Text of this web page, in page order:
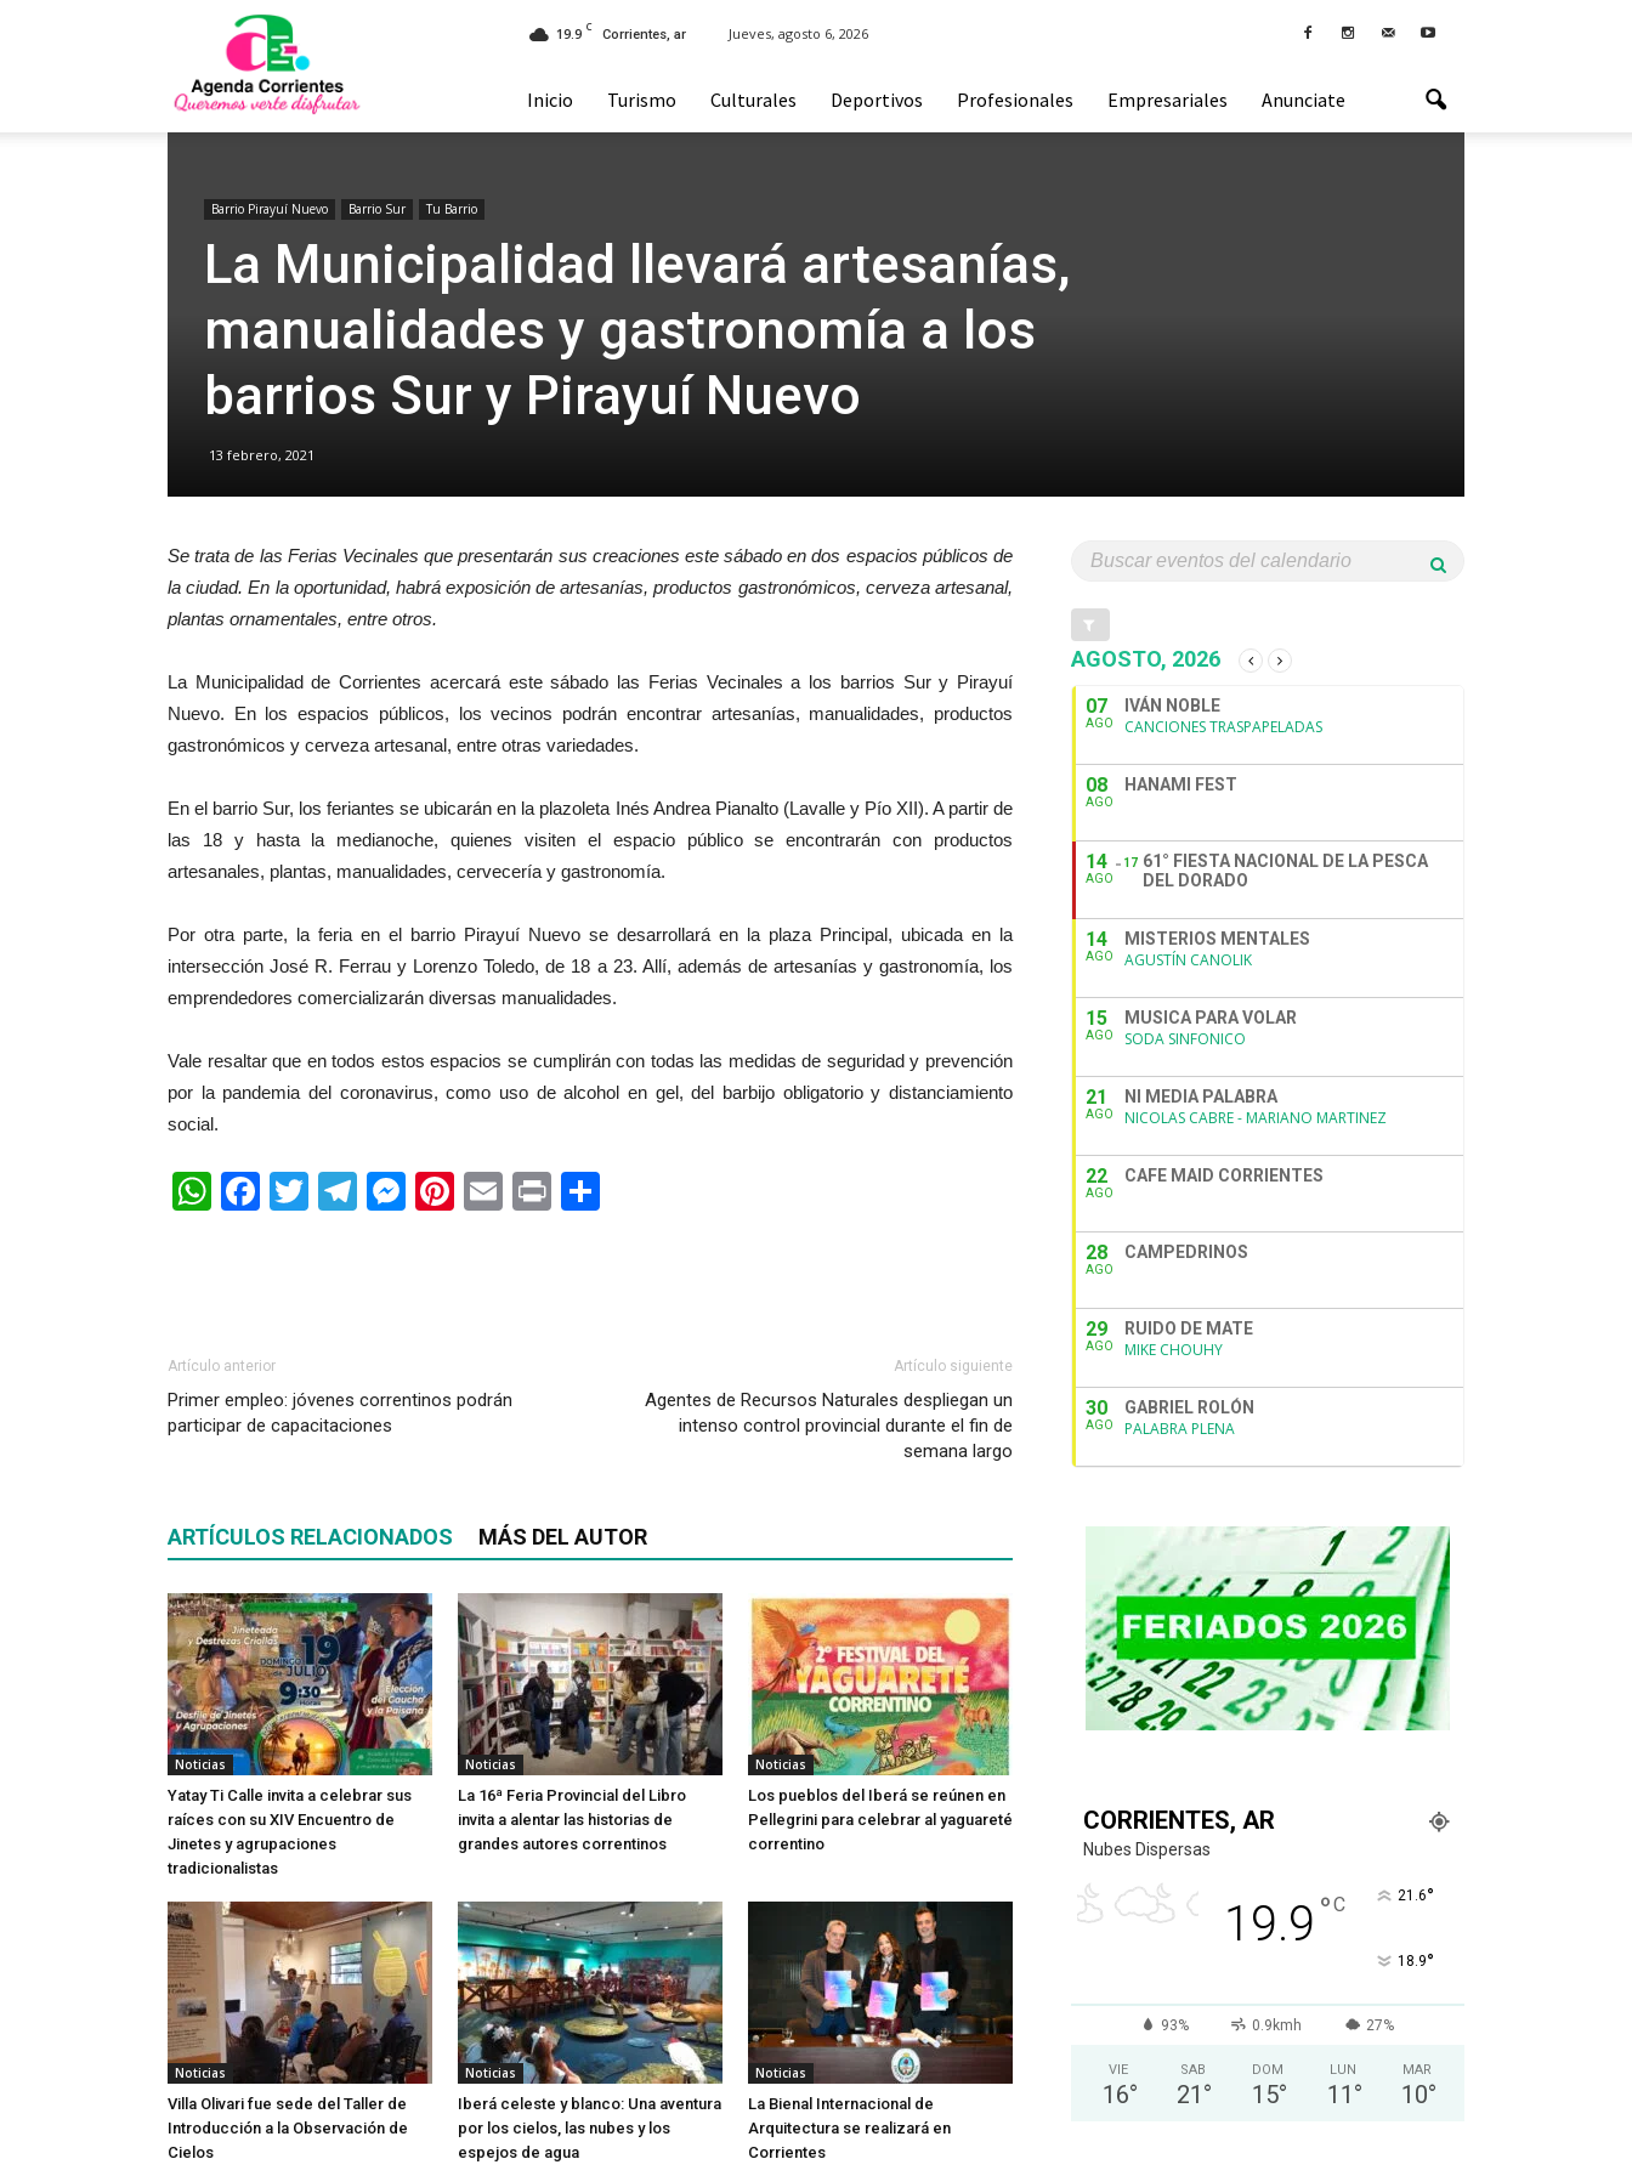
Corrientes
19.9 C
Corrientes, ar Jueves, agosto 6, 2026
Inicio Turismo Culturales Deportivos Profesionales Empresariales Anunciate
Barrio Pirayuí Nuevo Barrio Sur Tu Barrio
La Municipalidad llevará artesanías,
manualidades y gastronomía a los
barrios Sur y Pirayuí Nuevo
13 febrero, 2021
Se trata de las Ferias Vecinales que presentarán sus creaciones este sábado en dos espacios públicos de
la ciudad. En la oportunidad, habrá exposición de artesanías, productos gastronómicos, cerveza artesanal,
plantas ornamentales, entre otros.
La Municipalidad de Corrientes acercará este sábado las Ferias Vecinales a los barrios Sur y Pirayuí
Nuevo. En los espacios públicos, los vecinos podrán encontrar artesanías, manualidades, productos
gastronómicos y cerveza artesanal, entre otras variedades.
En el barrio Sur, los feriantes se ubicarán en la plazoleta Inés Andrea Pianalto (Lavalle y Pío XII). A partir de
las 18 y hasta la medianoche, quienes visiten el espacio público se encontrarán con productos
artesanales, plantas, manualidades, cervecería y gastronomía.
Por otra parte, la feria en el barrio Pirayuí Nuevo se desarrollará en la plaza Principal, ubicada en la
intersección José R. Ferrau y Lorenzo Toledo, de 18 a 23. Allí, además de artesanías y gastronomía, los
emprendedores comercializarán diversas manualidades.
Vale resaltar que en todos estos espacios se cumplirán con todas las medidas de seguridad y prevención
por la pandemia del coronavirus, como uso de alcohol en gel, del barbijo obligatorio y distanciamiento
social.
WhatsApp
Facebook
TwitterTelegram
Messenger
Pinterest
EmailPrint
Artículo anterior
Primer empleo: jóvenes correntinos podrán
participar de capacitaciones
Artículo siguiente
Agentes de Recursos Naturales despliegan un
intenso control provincial durante el fin de
semana largo
ARTÍCULOS RELACIONADOS MÁS DEL AUTOR
Noticias
Yatay Ti Calle invita a celebrar sus
raíces con su XIV Encuentro de
Jinetes y agrupaciones
tradicionalistas
Noticias
La 16ª Feria Provincial del Libro
invita a alentar las historias de
grandes autores correntinos
Noticias
Los pueblos del Iberá se reúnen en
Pellegrini para celebrar al yaguareté
correntino
Noticias
Villa Olivari fue sede del Taller de
Introducción a la Observación de
Cielos
Noticias
Iberá celeste y blanco: Una aventura
por los cielos, las nubes y los
espejos de agua
Noticias
La Bienal Internacional de
Arquitectura se realizará en
Corrientes
AGOSTO, 2026
07
AGO
IVÁN NOBLE
CANCIONES TRASPAPELADAS
08
AGO
HANAMI FEST
14
AGO
17 61° FIESTA NACIONAL DE LA PESCA
DEL DORADO
14
AGO
MISTERIOS MENTALES
AGUSTÍN CANOLIK
15
AGO
MUSICA PARA VOLAR
SODA SINFONICO
21
AGO
NI MEDIA PALABRA
NICOLAS CABRE - MARIANO MARTINEZ
22
AGO
CAFE MAID CORRIENTES
28
AGO
CAMPEDRINOS
29
AGO
RUIDO DE MATE
MIKE CHOUHY
30
AGO
GABRIEL ROLÓN
PALABRA PLENA
CORRIENTES, AR
Nubes Dispersas
19.9 °C 21.6°
18.9°
93% 0.9kmh 27%
VIE
16°
SAB
21 °
DOM
15°
LUN
11 °
MAR
10°